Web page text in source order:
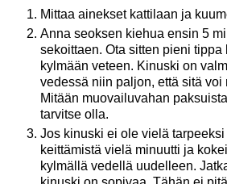
Mittaa ainekset kattilaan ja
Anna seoksen kiehua ensin 5
sekoittaen. Ota sitten pieni
kylmään veteen. Kinuski on
vedessä niin paljon, että sitä voi
Mitään muovailuvahan
tarvitse olla.
Jos kinuski ei ole vielä
keittämistä vielä minuutti ja
kylmällä vedellä uudelleen.